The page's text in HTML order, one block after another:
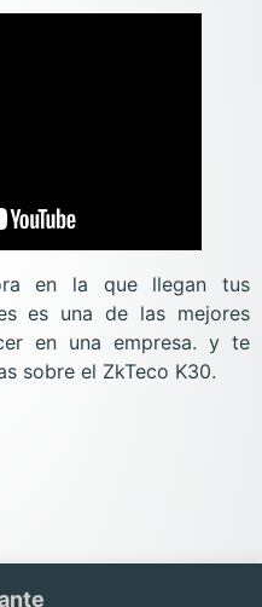
en la que llegan tus
es una de las mejores
en una empresa. y te
sobre el ZkTeco K30.